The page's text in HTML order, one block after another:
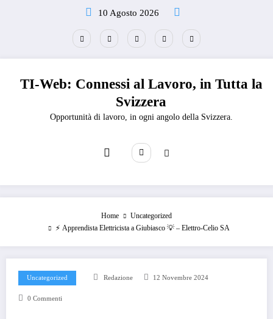
10 Agosto 2026
TI-Web: Connessi al Lavoro, in Tutta la
Svizzera
Opportunità di lavoro, in ogni angolo della Svizzera.
Home
Uncategorized
⚡️ Apprendista Elettricista a Giubiasco 💡 – Elettro-Celio SA
Uncategorized Redazione 12 Novembre 2024
0 Commenti